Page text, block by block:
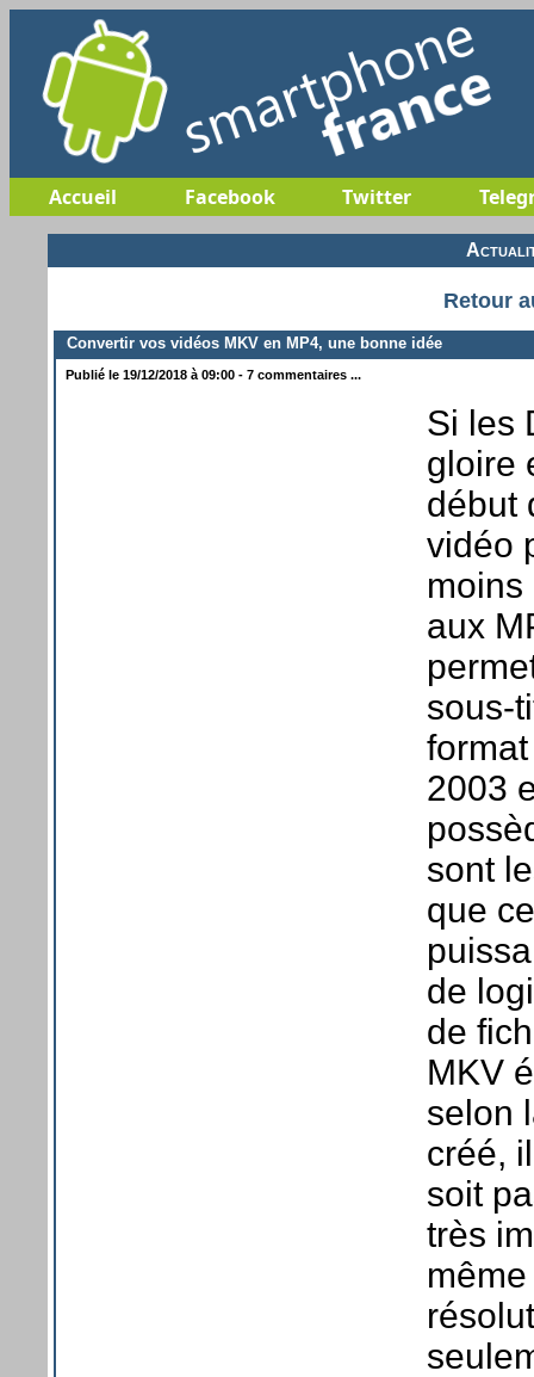
Accueil Facebook Twitter
Retour
Convertir vos vidéos MKV en MP4, une bonne idée
Publié le 19/12/2018 à 09:00 - 7 commentaires ...
Si les
gloire
début
vidéo
moins
aux
sous-
2003
sont
que
de
de
MKV
selon
créé,
soit
très